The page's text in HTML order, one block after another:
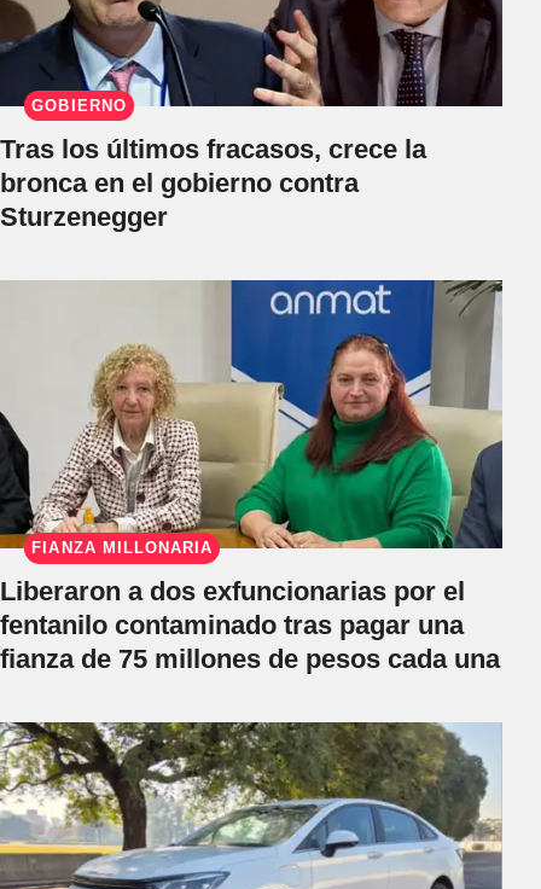
GOBIERNO
Tras los últimos fracasos, crece la
bronca en el gobierno contra
Sturzenegger
FIANZA MILLONARIA
Liberaron a dos exfuncionarias por el
fentanilo contaminado tras pagar una
fianza de 75 millones de pesos cada una